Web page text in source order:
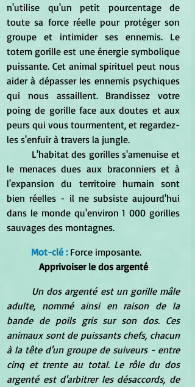
n'utilise qu'un petit pourcentage de
toute sa force réelle pour protéger son
groupe et intimider ses ennemis. Le
totem gorille est une énergie symbolique
puissante. Cet animal spirituel peut nous
aider à dépasser les ennemis psychiques
qui nous assaillent. Brandissez votre
poing de gorille face aux doutes et aux
peurs qui vous tourmentent, et regardez-
les s'enfuir à travers la jungle.
le menaces dues aux braconniers et à
l'expansion du territoire humain sont
bien réelles - il ne subsiste aujourd'hui
dans le monde qu'environ 1 000 gorilles
sauvages des montagnes.
Mot-clé : Force imposante.
Apprivoiser le dos argenté
Un dos argenté est un gorille mâle
adulte, nommé ainsi en raison de la
bande de poils gris sur son dos. Ces
animaux sont de puissants chefs, chacun
à la tête d'un groupe de suiveurs - entre
cinq et trente au total. Le rôle du dos
argenté est d'arbitrer les désaccords, de